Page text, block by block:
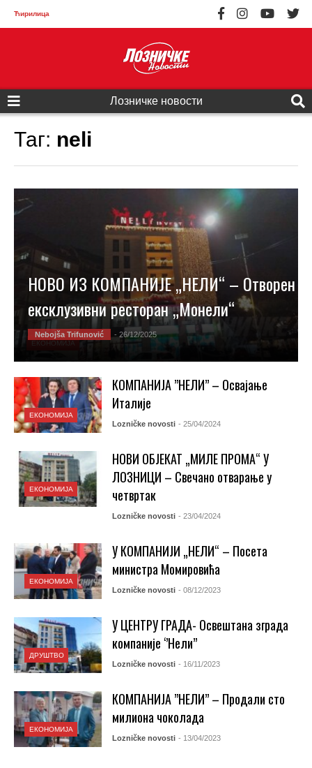
Ћирилица
Лозничке новости
Таг: neli
ЕКОНОМИЈА
НОВО ИЗ КОМПАНИЈЕ „НЕЛИ“ – Отворен
ексклузивни ресторан „Монели“
Nebojša Trifunović - 26/12/2025
ЕКОНОМИЈА
КОМПАНИЈА ”НЕЛИ” – Освајање
Италије
Lozničke novosti - 25/04/2024
ЕКОНОМИЈА
НОВИ ОБЈЕКАТ „МИЛЕ ПРОМА“ У
ЛОЗНИЦИ – Свечано отварање у
четвртак
Lozničke novosti - 23/04/2024
ЕКОНОМИЈА
У КОМПАНИЈИ „НЕЛИ“ – Посета
министра Момировића
Lozničke novosti - 08/12/2023
ДРУШТВО
У ЦЕНТРУ ГРАДА- Освештана зграда
компаније ‘’Нели’’
Lozničke novosti - 16/11/2023
ЕКОНОМИЈА
КОМПАНИЈА ”НЕЛИ” – Продали сто
милиона чоколада
Lozničke novosti - 13/04/2023